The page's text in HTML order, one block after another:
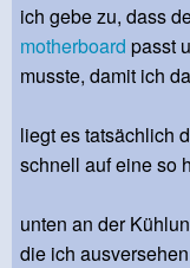
ich gebe zu, dass
motherboard passt
musste, damit ich
liegt es tatsächlich
schnell auf eine so
unten an der
die ich